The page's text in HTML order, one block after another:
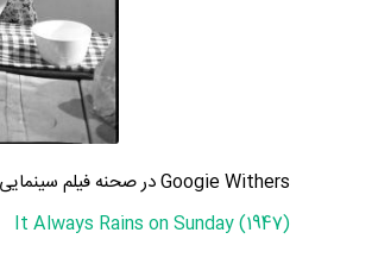
Googie Withers در صحنه فیلم سینمایی It Always Rains on Sunday به همراه John McCallum و Patricia Plunkett
It Always Rains on Sunday (1947)